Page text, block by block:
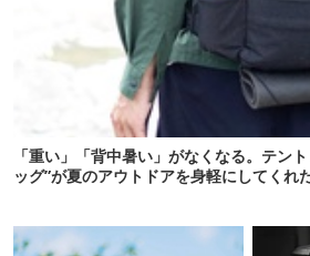
「重い」「背中暑い」がなくなる。テン
ッグ”が夏のアウトドアを身軽にしてくれ